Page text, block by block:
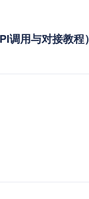
用与对接教程）